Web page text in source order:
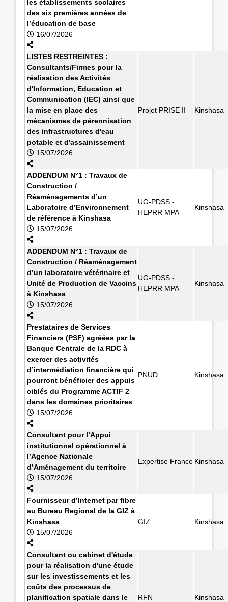
les établissements scolaires
des six premières années de
l’éducation de base
16/07/2026
LISTES RESTREINTES :
Consultants/Firmes pour la
réalisation des Activités
d'Information, Education et
Communication (IEC) ainsi que
la mise en place des
mécanismes de pérennisation
des infrastructures d'eau
potable et d'assainissement
15/07/2026
Projet PRISE II Kinshasa
ADDENDUM N°1 : Travaux de
Construction /
Réaménagements d’un
Laboratoire d’Environnement
de référence à Kinshasa
15/07/2026
UG-PDSS -
HEPRR MPA
Kinshasa
ADDENDUM N°1 : Travaux de
Construction / Réaménagement
d’un laboratoire vétérinaire et
Unité de Production de Vaccins
à Kinshasa
15/07/2026
UG-PDSS -
HEPRR MPA
Kinshasa
Prestataires de Services
Financiers (PSF) agréées par la
Banque Centrale de la RDC à
exercer des activités
d’intermédiation financière qui
pourront bénéficier des appuis
ciblés du Programme ACTIF 2
dans les domaines prioritaires
15/07/2026
PNUD Kinshasa
Consultant pour l’Appui
institutionnel opérationnel à
l’Agence Nationale
d’Aménagement du territoire
15/07/2026
Expertise France Kinshasa
Fournisseur d’Internet par fibre
au Bureau Regional de la GIZ à
Kinshasa
15/07/2026
GIZ Kinshasa
Consultant ou cabinet d'étude
pour la réalisation d'une étude
sur les investissements et les
coûts des processus de
planification spatiale dans le
RFN Kinshasa